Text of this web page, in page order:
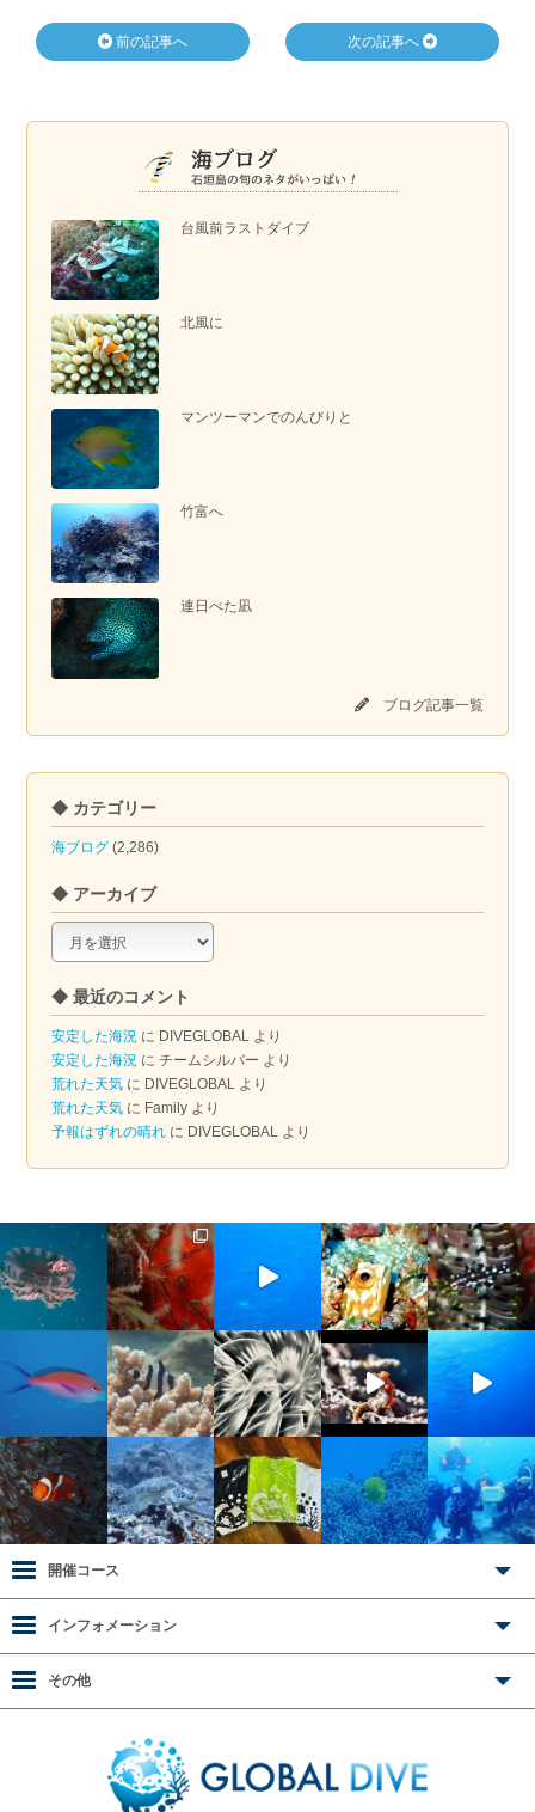
台風前ラストダイブ
北風に
マンツーマンでのんびりと
竹富へ
連日べた凪
ブログ記事一覧
◆ カテゴリー
海ブログ (2,286)
◆ アーカイブ
◆
ア
カ
イ
ブ
◆ 最近のコメント
安定した海況 に DIVEGLOBAL より
安定した海況 にチームシルバー より
荒れた天気 に DIVEGLOBAL より
荒れた天気 に Family より
予報はずれの晴れ に DIVEGLOBAL より
前の記事へ 次の記事へ
開催コース
インフォメーション
その他